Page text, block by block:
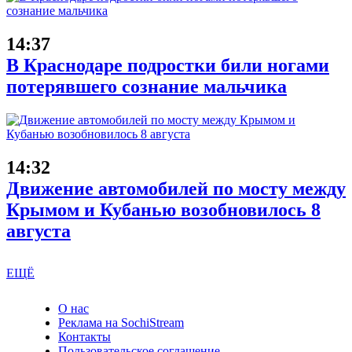
14:37
В Краснодаре подростки били ногами
потерявшего сознание мальчика
14:32
Движение автомобилей по мосту между
Крымом и Кубанью возобновилось 8
августа
ЕЩЁ
О нас
Реклама на SochiStream
Контакты